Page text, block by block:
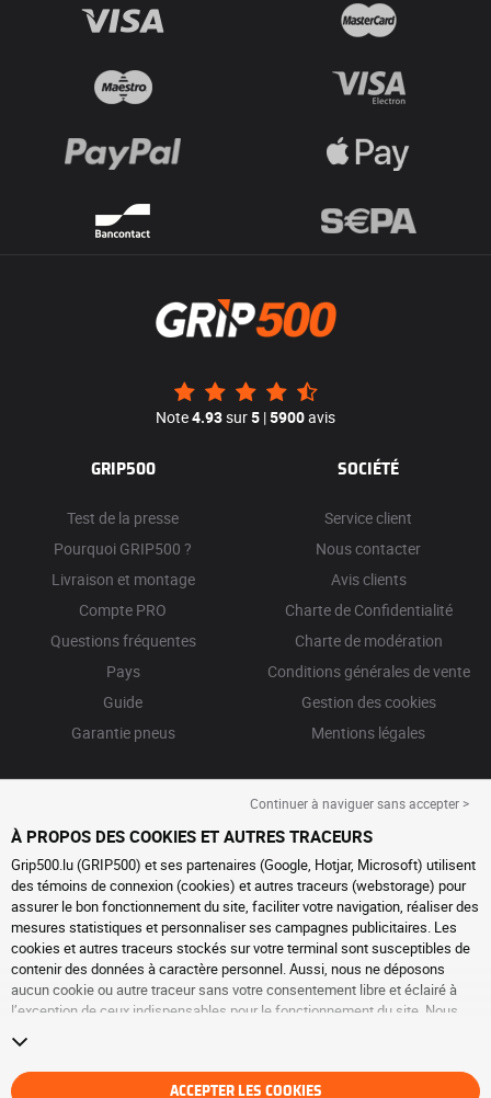
Note4.93sur5 |5900avis
GRIP500
Test de la presse
Pourquoi GRIP500 ?
Livraison et montage
Compte PRO
Questions fréquentes
Pays
Guide
Garantie pneus
SOCIÉTÉ
Service client
Nous contacter
Avis clients
Charte de Confidentialité
Charte de modération
Conditions générales de vente
Gestion des cookies
Mentions légales
Continuer à naviguer sans accepter >
À PROPOS DES COOKIES ET AUTRES TRACEURS
Grip500.lu (GRIP500) et ses partenaires (Google, Hotjar, Microsoft) utilisent
des témoins de connexion (cookies) et autres traceurs (webstorage) pour
assurer le bon fonctionnement du site, faciliter votre navigation, réaliser des
mesures statistiques et personnaliser ses campagnes publicitaires. Les
cookies et autres traceurs stockés sur votre terminal sont susceptibles de
contenir des données à caractère personnel. Aussi, nous ne déposons
aucun cookie ou autre traceur sans votre consentement libre et éclairé à
l’exception de ceux indispensables pour le fonctionnement du site. Nous
consentement à tout moment en vous rendant sur la
traceurs. Vous pouvez choisir de continuer à naviguer sans accepter le
dépôt de cookies ou autres traceurs. Le refus ne fait pas obstacle à l’accès
ACCEPTER LES COOKIES